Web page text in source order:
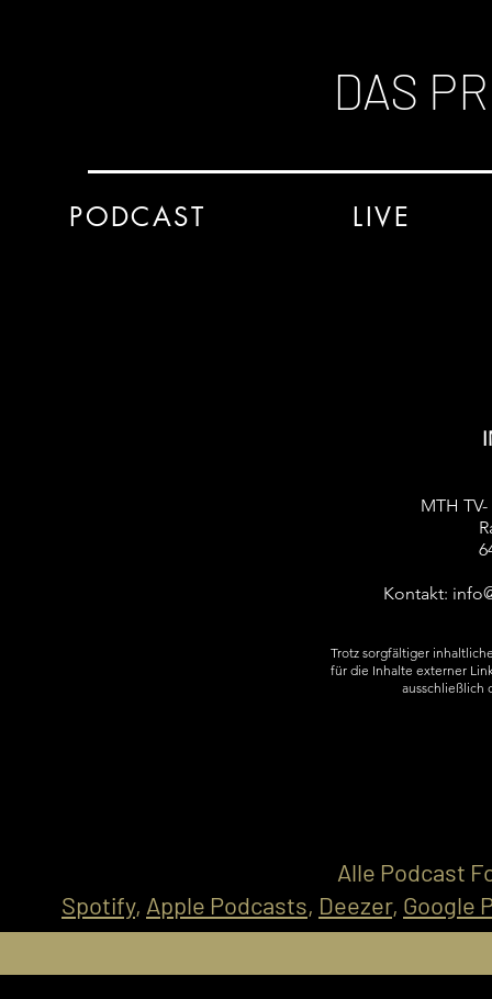
PODCAST LIVE
DAS
MTH
Kontakt:
Trotz sorgfältiger
für die Inhalte externer
ausschließlich
Alle Podcast
Spotify, Apple Podcasts, Deezer, Google